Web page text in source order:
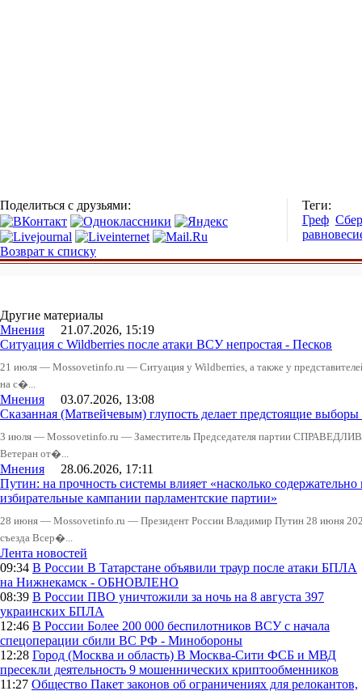
Поделиться с друзьями:
Теги:
Греф Сбер
Возврат к списку
Другие материалы
Мнения 21.07.2026, 15:19
Ситуация с Wildberries после атаки ВСУ непростая - Песков
21 июля — Mossovetinfo.ru — Ситуация у Wildberries, а также у
на с�...
Мнения 03.07.2026, 13:08
Сказанная (Матвейчевым) глупость делает предстоящие
3 июля — Mossovetinfo.ru — Заместитель Председателя партии
Ветеран от�...
Мнения 28.06.2026, 17:11
Путин: на прочность системы влияет «насколько
избирательные кампании парламентские партии»
28 июня — Mossovetinfo.ru — Президент России Владимир Путин 28 июня
съезда Всер�...
Лента новостей
09:34 В России В Татарстане объявили траур после атаки БПЛА
на Нижнекамск - ОБНОВЛЕНО
08:39 В России ПВО уничтожили за ночь на 8 августа 397
украинских БПЛА
12:46 В России Более 200 000 беспилотников ВСУ с начала
спецоперации сбили ВС РФ - Минобороны
12:28 Город (Москва и область) В Москва-Сити ФСБ и МВД
пресекли деятельность 9 мошеннических криптообменников
11:27 Общество Пакет законов об ограничениях для релокантов,